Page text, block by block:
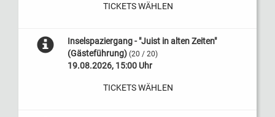
TICKETS WÄHLEN
Inselspaziergang - "Juist in alten Zeiten"
(Gästeführung) (20 / 20)
19.08.2026, 15:00 Uhr
TICKETS WÄHLEN